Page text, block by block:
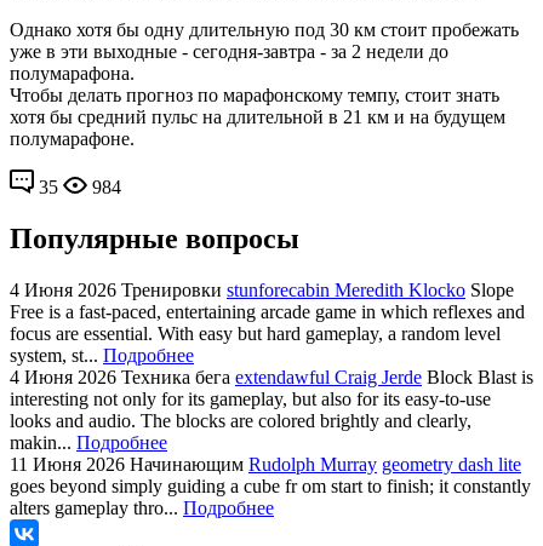
Однако хотя бы одну длительную под 30 км стоит пробежать
уже в эти выходные - сегодня-завтра - за 2 недели до
полумарафона.
Чтобы делать прогноз по марафонскому темпу, стоит знать
хотя бы средний пульс на длительной в 21 км и на будущем
полумарафоне.
35 984
Популярные вопросы
4 Июня 2026 Тренировки stunforecabin Meredith Klocko Slope
Free is a fast-paced, entertaining arcade game in which reflexes and
focus are essential. With easy but hard gameplay, a random level
system, st... Подробнее
4 Июня 2026 Техника бега extendawful Craig Jerde Block Blast is
interesting not only for its gameplay, but also for its easy-to-use
looks and audio. The blocks are colored brightly and clearly,
makin... Подробнее
11 Июня 2026 Начинающим Rudolph Murray geometry dash lite
goes beyond simply guiding a cube fr om start to finish; it constantly
alters gameplay thro... Подробнее